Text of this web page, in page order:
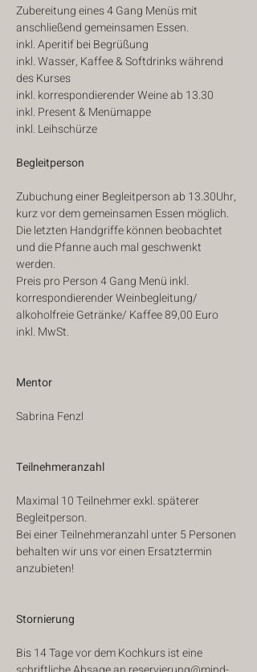
Zubereitung eines 4 Gang Menüs mit
anschließend gemeinsamen Essen.
inkl. Aperitif bei Begrüßung
inkl. Wasser, Kaffee & Softdrinks während
des Kurses
inkl. korrespondierender Weine ab 13.30
inkl. Present & Menümappe
inkl. Leihschürze
Begleitperson
Zubuchung einer Begleitperson ab 13.30Uhr,
kurz vor dem gemeinsamen Essen möglich.
Die letzten Handgriffe können beobachtet
und die Pfanne auch mal geschwenkt
werden.
Preis pro Person 4 Gang Menü inkl.
korrespondierender Weinbegleitung/
alkoholfreie Getränke/ Kaffee 89,00 Euro
inkl. MwSt.
Mentor
Sabrina Fenzl
Teilnehmeranzahl
Maximal 10 Teilnehmer exkl. späterer
Begleitperson.
Bei einer Teilnehmeranzahl unter 5 Personen
behalten wir uns vor einen Ersatztermin
anzubieten!
Stornierung
Bis 14 Tage vor dem Kochkurs ist eine